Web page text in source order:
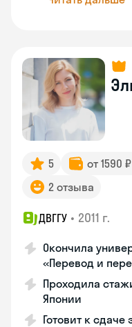
5 от 1590
2 отзыва
ДВГГУ • 2011 г.
Окончила
«Перевод и
Проходила
Японии
Готовит к сдаче